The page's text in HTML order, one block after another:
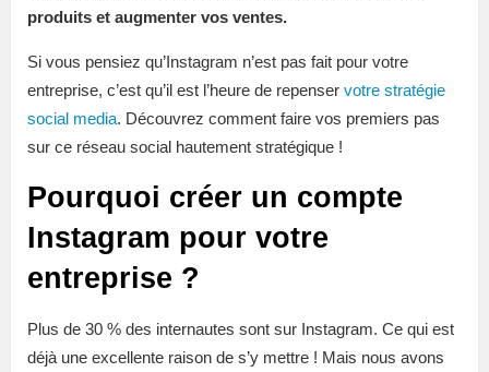
produits et augmenter vos ventes.
Si vous pensiez qu’Instagram n’est pas fait pour votre
entreprise, c’est qu’il est l’heure de repenser votre stratégie
social media. Découvrez comment faire vos premiers pas
sur ce réseau social hautement stratégique !
Pourquoi créer un compte
Instagram pour votre
entreprise ?
Plus de 30 % des internautes sont sur Instagram. Ce qui est
déjà une excellente raison de s’y mettre ! Mais nous avons